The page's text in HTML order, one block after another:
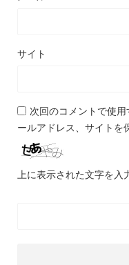
サイト
次回のコメントで使
ールアドレス、サイトを
上に表示された文字を入